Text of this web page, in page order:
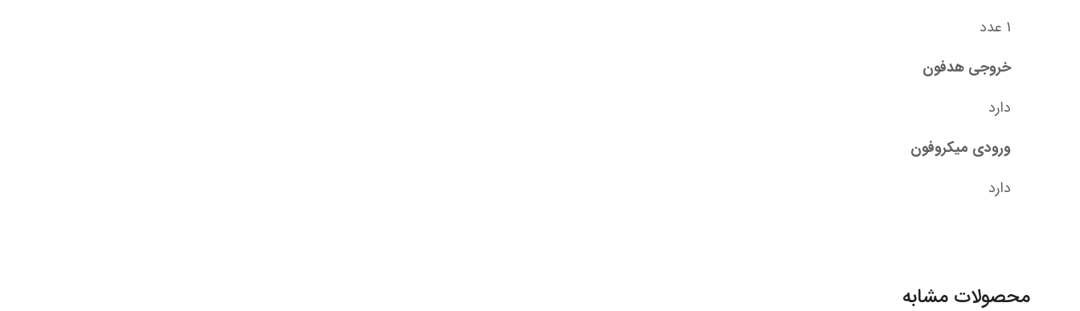
1 عدد
خروجی هدفون
دارد
ورودی میکروفون
دارد
محصولات مشابه